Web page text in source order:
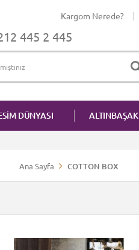
Kargom Nerede?
445 2 445
DÜNYASI ALTINBAŞAK
Ana Sayfa COTTON BOX